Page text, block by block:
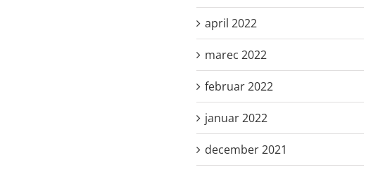
april 2022
marec 2022
februar 2022
januar 2022
december 2021